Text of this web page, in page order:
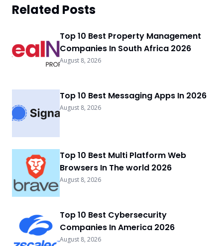
Related Posts
Top 10 Best Property Management
Companies In South Africa 2026
August 8, 2026
Top 10 Best Messaging Apps In 2026
August 8, 2026
Top 10 Best Multi Platform Web
Browsers In The world 2026
August 8, 2026
Top 10 Best Cybersecurity
Companies In America 2026
August 8, 2026